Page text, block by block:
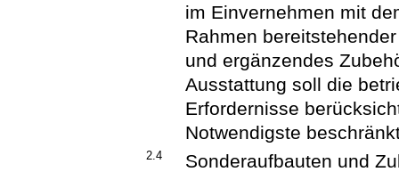
im Einvernehmen mit
Rahmen
und ergänzendes
Ausstattung soll die
Erfordernisse
Notwendigste
2.4
Sonderaufbauten und